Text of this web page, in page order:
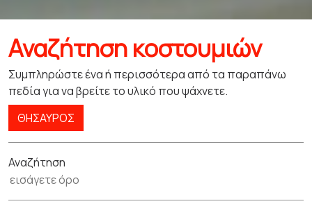
Αναζήτηση κοστουμιών
Συμπληρώστε ένα ή περισσότερα από τα παραπάνω
πεδία για να βρείτε το υλικό που ψάχνετε.
ΘΗΣΑΥΡΌΣ
Αναζήτηση